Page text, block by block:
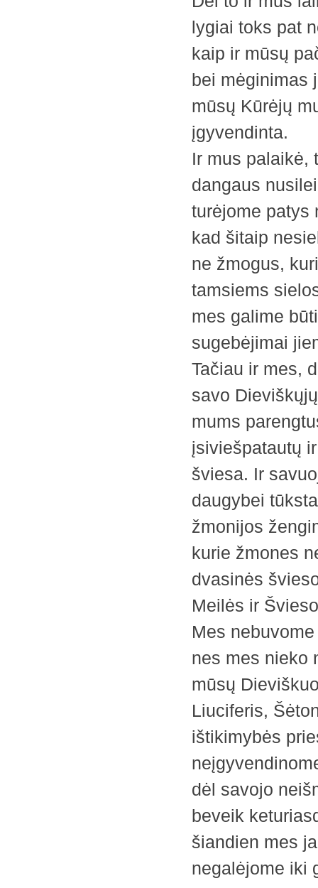
lygiai toks pat
kaip ir mūsų
bei mėginimas
mūsų Kūrėjų
įgyvendinta.
Ir mus palaikė,
dangaus
turėjome patys
kad šitaip
ne žmogus,
tamsiems
mes galime
sugebėjimai
Tačiau ir mes,
savo
mums
įsiviešpatautų
šviesa. Ir
daugybei
žmonijos
kurie žmones
dvasinės
Meilės ir
Mes
nes mes nieko
mūsų
Liuciferis,
ištikimybės
dėl savojo
beveik
šiandien mes
negalėjome iki